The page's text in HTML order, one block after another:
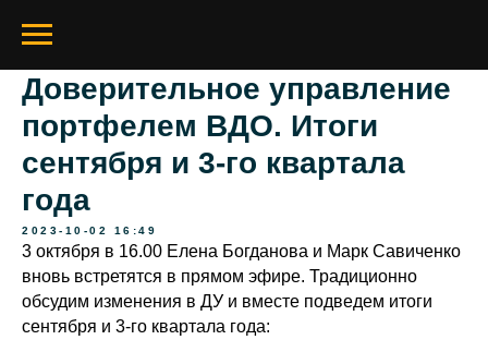
Доверительное управление
портфелем ВДО. Итоги
сентября и 3-го квартала
года
2023-10-02 16:49
3 октября в 16.00 Елена Богданова и Марк Савиченко
вновь встретятся в прямом эфире. Традиционно
обсудим изменения в ДУ и вместе подведем итоги
сентября и 3-го квартала года: